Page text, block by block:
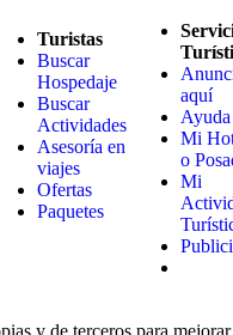
Turistas
Buscar
Hospedaje
Buscar
Actividades
Asesoría en
viajes
Ofertas
Paquetes
aquí
Ayuda
Mi
o
Mi
y de terceros para mejorar